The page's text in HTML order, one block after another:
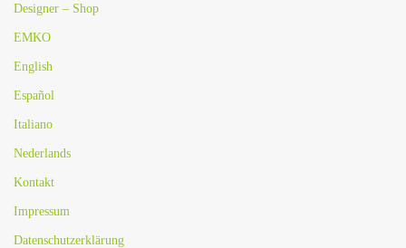
Designer – Shop
EMKO
English
Español
Italiano
Nederlands
Kontakt
Impressum
Datenschutzerklärung